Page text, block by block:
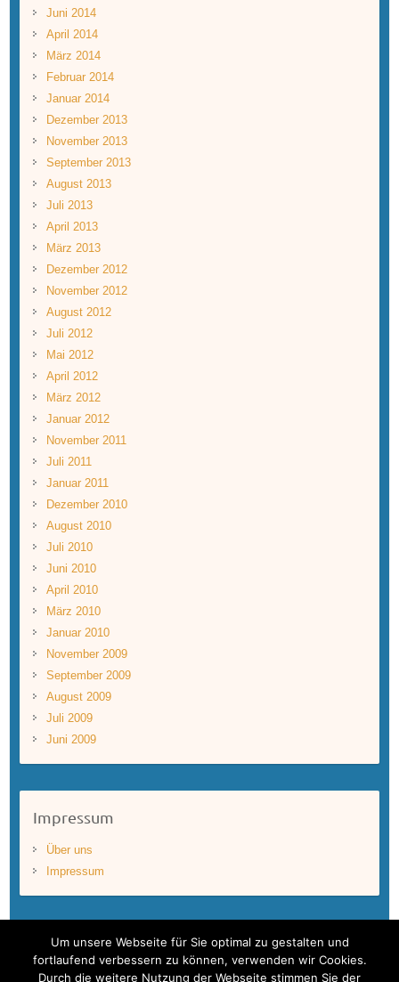
Juni 2014
April 2014
März 2014
Februar 2014
Januar 2014
Dezember 2013
November 2013
September 2013
August 2013
Juli 2013
April 2013
März 2013
Dezember 2012
November 2012
August 2012
Juli 2012
Mai 2012
April 2012
März 2012
Januar 2012
November 2011
Juli 2011
Januar 2011
Dezember 2010
August 2010
Juli 2010
Juni 2010
April 2010
März 2010
Januar 2010
November 2009
September 2009
August 2009
Juli 2009
Juni 2009
Impressum
Über uns
Impressum
Um unsere Webseite für Sie optimal zu gestalten und
fortlaufend verbessern zu können, verwenden wir Cookies.
Durch die weitere Nutzung der Webseite stimmen Sie der